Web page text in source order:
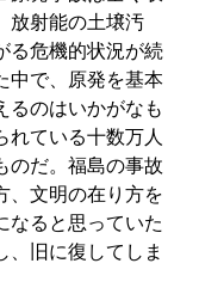
放射能の土壌汚
る危機的状況が続
中で、原発を基本
るのはいかがなも
れている十数万人
のだ。福島の事故
、文明の在り方を
なると思っていた
、旧に復してしま